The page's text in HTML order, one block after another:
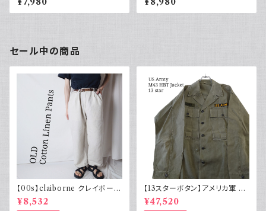
ル 90年代 デザイン古着 ニット
ラック モックネック 花柄 ハート
セール中の商品
【00s】claiborne クレイボーン
リネンコットンパンツ ツータック
¥8,532
【13スターボタン】アメリカ軍 M
43 HBT ジャケット パッチ 軍物
実物
¥47,520